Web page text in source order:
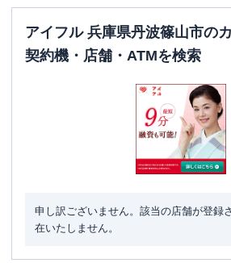
アイフル 兵庫県丹波篠山市の
契約機・店舗・ATMを検索
申し訳ございません。該当の店舗が登録
在いたしません。